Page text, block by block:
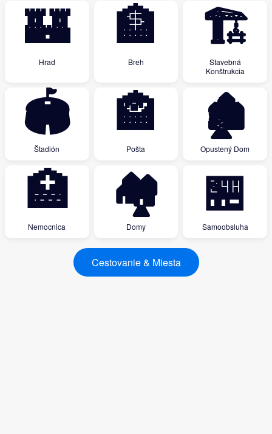
🏰
Hrad
🏦
Breh
🏗
Stavebná
Konštrukcia
🏟
Štadión
🏤
Pošta
🏚
Opustený Dom
🏥
Nemocnica
🏘
Domy
🏪
Samoobsluha
Cestovanie & Miesta